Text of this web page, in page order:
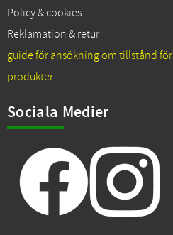
Policy & cookies
Reklamation & retur
guide för ansökning om tillstånd
produkter
Sociala Medier